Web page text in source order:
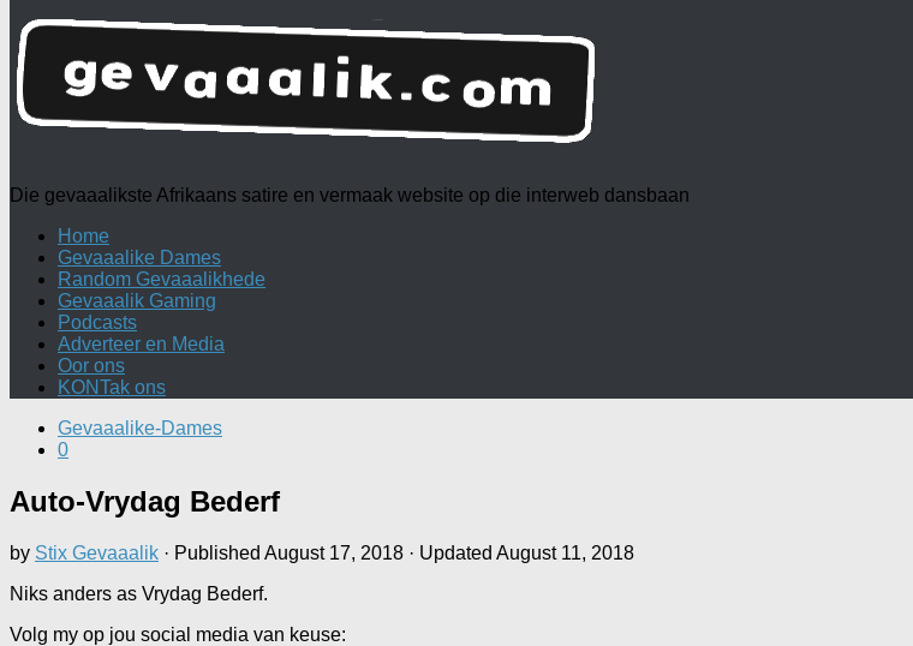
Die gevaaalikste Afrikaans satire en vermaak website op die interweb dansbaan
Home
Gevaaalike Dames
Random Gevaaalikhede
Gevaaalik Gaming
Podcasts
Adverteer en Media
Oor ons
KONTak ons
Gevaaalike-Dames
0
Auto-Vrydag Bederf
by Stix Gevaaalik · Published August 17, 2018 · Updated August 11, 2018
Niks anders as Vrydag Bederf.
Volg my op jou social media van keuse: